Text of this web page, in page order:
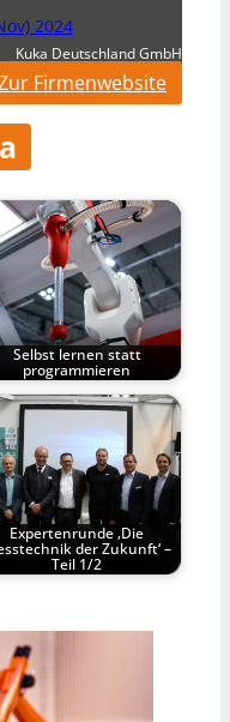
2024
Kuka Deutschland GmbH
Firmenwebsite
Selbst lernen statt
programmieren
Expertenrunde ‚Die
der Zukunft‘ –
Teil 1/2